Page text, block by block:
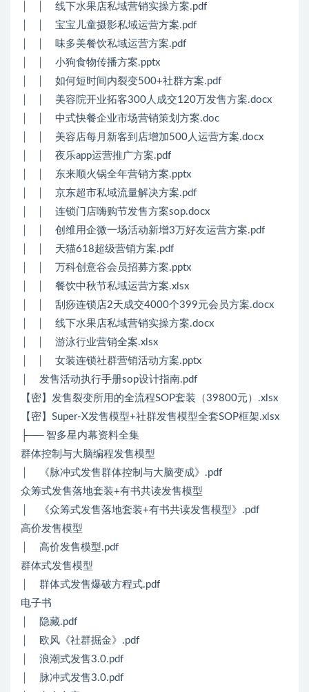
│ │ 线下水果店私域营销实操方案.pdf
│ │ 宝宝儿童摄影私域运营方案.pdf
│ │ 味多美餐饮私域运营方案.pdf
│ │ 小狗食物传播方案.pptx
│ │ 如何短时间内裂变500+社群方案.pdf
│ │ 美容院开业拓客300人成交120万发售方案.docx
│ │ 中式快餐企业市场营销策划方案.doc
│ │ 美容店每月新客到店增加500人运营方案.docx
│ │ 夜乐app运营推广方案.pdf
│ │ 东来顺火锅全年营销方案.pptx
│ │ 京东超市私域流量解决方案.pdf
│ │ 连锁门店嗨购节发售方案sop.docx
│ │ 创维用企微一场活动新增3万好友运营方案.pdf
│ │ 天猫618超级营销方案.pdf
│ │ 万科创意谷会员招募方案.pptx
│ │ 餐饮中秋节私域运营方案.xlsx
│ │ 刮痧连锁店2天成交4000个399元会员方案.docx
│ │ 线下水果店私域营销实操方案.docx
│ │ 游泳行业营销全案.xlsx
│ │ 女装连锁社群营销活动方案.pptx
│ 发售活动执行手册sop设计指南.pdf
【密】发售裂变所用的全流程SOP套装（39800元）.xlsx
【密】Super-X发售模型+社群发售模型全套SOP框架.xlsx
├── 智多星内幕资料全集
群体控制与大脑编程发售模型
│ 《脉冲式发售群体控制与大脑变成》.pdf
众筹式发售落地套装+有书共读发售模型
│ 《众筹式发售落地套装+有书共读发售模型》.pdf
高价发售模型
│ 高价发售模型.pdf
群体式发售模型
│ 群体式发售爆破方程式.pdf
电子书
│ 隐藏.pdf
│ 欧风《社群掘金》.pdf
│ 浪潮式发售3.0.pdf
│ 脉冲式发售3.0.pdf